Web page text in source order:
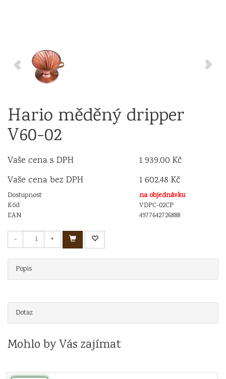
Hario měděný dripper
V60-02
Vaše cena s DPH
1 939,00 Kč
Vaše cena bez DPH
1 602,48 Kč
Dostupnost
na objednávku
Kód
VDPC-02CP
EAN
4977642726888
- +
Popis
Dotaz
Mohlo by Vás zajímat